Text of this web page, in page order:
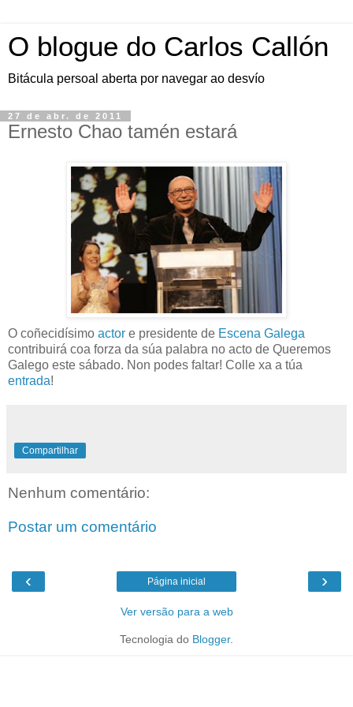
O blogue do Carlos Callón
Bitácula persoal aberta por navegar ao desvío
27 de abr. de 2011
Ernesto Chao tamén estará
O coñecidísimo actor e presidente de Escena Galega
contribuirá coa forza da súa palabra no acto de Queremos
Galego este sábado. Non podes faltar! Colle xa a túa
entrada!
Compartilhar
Nenhum comentário:
Postar um comentário
‹ ›
Página inicial
Ver versão para a web
Tecnologia do Blogger.